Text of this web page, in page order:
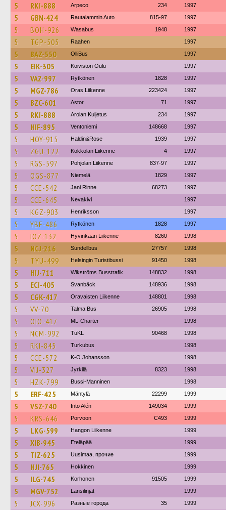
5 RKI-888 Arpeco 234 1997
5 GBN-424 Rautalammin Auto 815-97 1997
5 BOH-926 Wasabus 1948 1997
5 TGP-505 Raahen 1997
5 BAZ-550 OlliBus 1997
5 EIK-305 Koiviston Oulu 1997
5 VAZ-997 Rytkönen 1828 1997
5 MGZ-786 Oras Liikenne 223424 1997
5 BZC-601 Astor 71 1997
5 RKI-888 Arolan Kuljetus 234 1997
5 HIF-895 Ventoniemi 148668 1997
5 HOY-915 Haldin&Rose 1939 1997
5 ZGU-122 Kokkolan Liikenne 4 1997
5 RGS-597 Pohjolan Liikenne 837-97 1997
5 OGS-877 Niemelä 1829 1997
5 CCE-542 Jani Rinne 68273 1997
5 CCE-645 Nevakivi 1997
5 KGZ-903 Henriksson 1997
5 YBF-486 Rytkönen 1828 1997
5 IOZ-132 Hyvinkään Liikenne 8260 1998
5 NCJ-216 Sundellbus 27757 1998
5 TYU-499 Helsingin Turistibussi 91450 1998
5 HIJ-711 Wikströms Busstrafik 148832 1998
5 ECI-405 Svanbäck 148936 1998
5 CGK-417 Oravaisten Liikenne 148801 1998
5 VV-70 Talma Bus 26905 1998
5 OIO-417 ML-Charter 1998
5 NCM-992 TuKL 90468 1998
5 RKI-845 Turkubus 1998
5 CCE-572 K-O Johansson 1998
5 VIJ-327 Jyrkilä 8323 1998
5 HZK-799 Bussi-Manninen 1998
5 ERF-425 Mäntylä 22299 1999
5 VSZ-740 Into Alén 149034 1999
5 KRS-646 Porvoon C493 1999
5 LKG-599 Hangon Liikenne 1999
5 XIB-945 Eteläpää 1999
5 TIZ-625 Uusimaa, прочие 1999
5 HJI-765 Hokkinen 1999
5 ILG-745 Korhonen 91505 1999
5 MGV-752 Länsilinjat 1999
5 JCX-996 Разные города 35 1999